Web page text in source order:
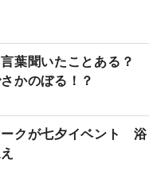
言葉聞いたことある？
かのぼる！？
ークが七夕イベント 浴